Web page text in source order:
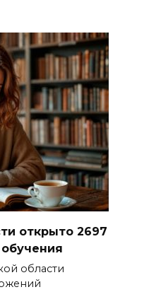
открыто 2697
области